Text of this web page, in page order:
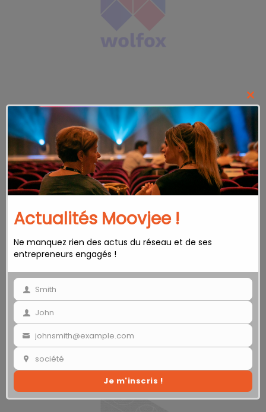
Les Startups présentes dans le village
Premières Pierres :
Actualités Moovjee !
Ne manquez rien des actus du réseau et de ses
entrepreneurs engagés !
Your
last
name
Smith
Your
name
John
Your
email
johnsmith@example.com
Your
société
Je m'inscris !